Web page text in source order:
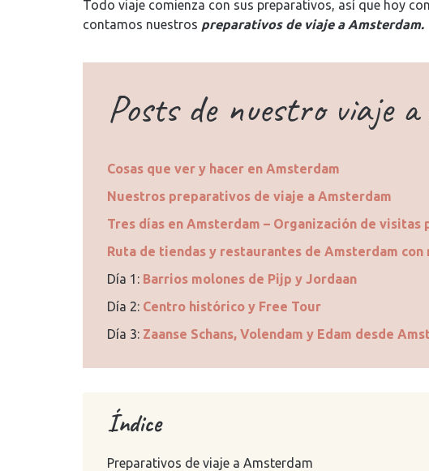
Todo viaje comienza con sus preparativos, así que hoy
contamos nuestros preparativos de viaje a Amsterdam.
Posts de nuestro viaje
Cosas que ver y hacer en Amsterdam
Nuestros preparativos de viaje a Amsterdam
Tres días en Amsterdam – Organización de visitas
Ruta de tiendas y restaurantes de Amsterdam con
Día 1: Barrios molones de Pijp y Jordaan
Día 2: Centro histórico y Free Tour
Día 3: Zaanse Schans, Volendam y Edam desde
Índice
Preparativos de viaje a Amsterdam